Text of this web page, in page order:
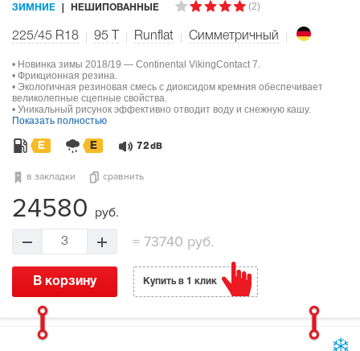
ЗИМНИЕ НЕШИПОВАННЫЕ (2)
225/45 R18 95 Runflat Симметричный
• Новинка зимы 2018/19 — Continental VikingContact 7.
• Фрикционная резина.
• Экологичная резиновая смесь с диоксидом кремния обеспечивает
великолепные сцепные свойства.
• Уникальный рисунок эффективно отводит воду и снежную кашу.
Показать полностью
E E 72 dB
в закладки сравнить
24580 руб.
3 = 73740 руб.
В корзину Купить в 1 клик